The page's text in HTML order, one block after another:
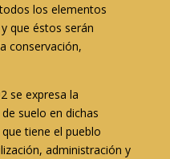
los elementos
que éstos serán
conservación,
se expresa la
suelo en dichas
tiene el pueblo
administración y